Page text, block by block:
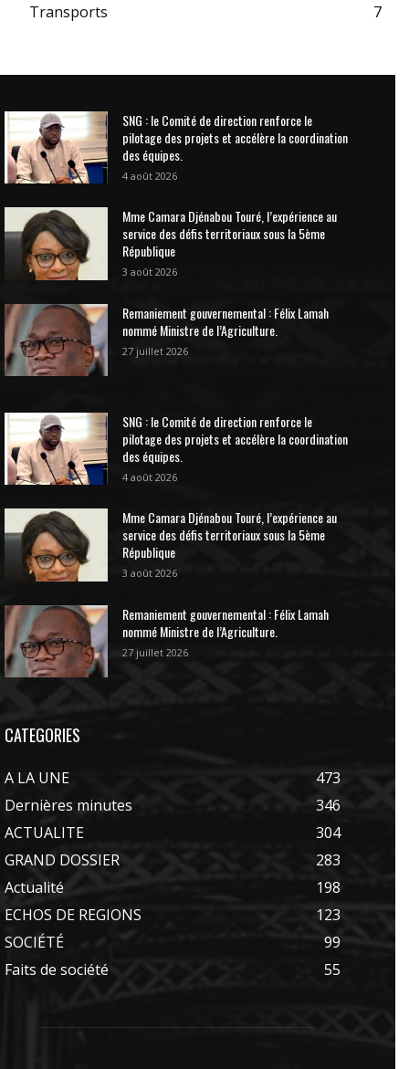
Transports
7
SNG : le Comité de direction renforce le
pilotage des projets et accélère la coordination
des équipes.
4 août 2026
Mme Camara Djénabou Touré, l’expérience au
service des défis territoriaux sous la 5ème
République
3 août 2026
Remaniement gouvernemental : Félix Lamah
nommé Ministre de l’Agriculture.
27 juillet 2026
SNG : le Comité de direction renforce le
pilotage des projets et accélère la coordination
des équipes.
4 août 2026
Mme Camara Djénabou Touré, l’expérience au
service des défis territoriaux sous la 5ème
République
3 août 2026
Remaniement gouvernemental : Félix Lamah
nommé Ministre de l’Agriculture.
27 juillet 2026
CATEGORIES
A LA UNE
473
Dernières minutes
346
ACTUALITE
304
GRAND DOSSIER
283
Actualité
198
ECHOS DE REGIONS
123
SOCIÉTÉ
99
Faits de société
55